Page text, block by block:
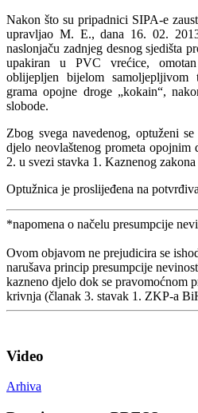
Nakon što su pripadnici SIPA-e
upravljao M. E., dana 16. 02.
naslonjaču zadnjeg desnog sjedišta
upakiran u PVC vrećice,
oblijepljen bijelom samoljepljivom
grama opojne droge „kokain“,
slobode.
Zbog svega navedenog, optuženi
djelo neovlaštenog prometa opojnim
2. u svezi stavka 1. Kaznenog
Optužnica je proslijeđena na
*napomena o načelu presumpcije
Ovom objavom ne prejudicira se
narušava princip presumpcije
kazneno djelo dok se pravomoćnom
krivnja (članak 3. stavak 1. ZKP-a
Video
Arhiva